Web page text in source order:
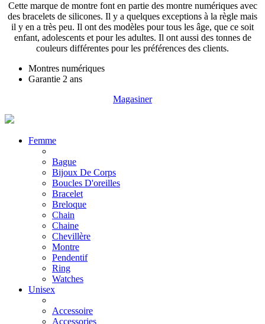
Cette marque de montre font en partie des montre numériques avec
des bracelets de silicones. Il y a quelques exceptions à la règle mais
il y en a très peu. Il ont des modèles pour tous les âge, que ce soit
enfant, adolescents et pour les adultes. Il ont aussi des tonnes de
couleurs différentes pour les préférences des clients.
Montres numériques
Garantie 2 ans
Magasiner
Femme
Bague
Bijoux De Corps
Boucles D'oreilles
Bracelet
Breloque
Chain
Chaine
Chevillère
Montre
Pendentif
Ring
Watches
Unisex
Accessoire
Accessories